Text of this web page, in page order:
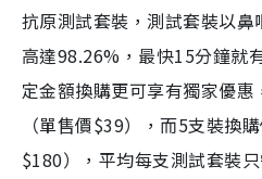
抗原測試套裝，測試套裝以
高達98.26%，最快15分鐘就
定金額換購更可享有獨家優
（單售價$39），而5支裝換
$180），平均每支測試套裝